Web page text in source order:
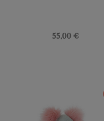
55,00 €